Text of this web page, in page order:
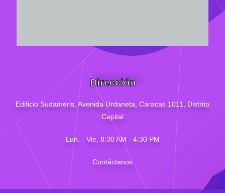
Dirección
Edificio Sudameris, Avenida Urdaneta, Caracas 1011, Distrito
Capital
Lun. - Vie. 8:30 AM - 4:30 PM
Contáctanos